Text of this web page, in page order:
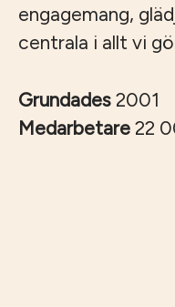
engagemang,
centrala i allt vi
Grundades 2001
Medarbetare 22